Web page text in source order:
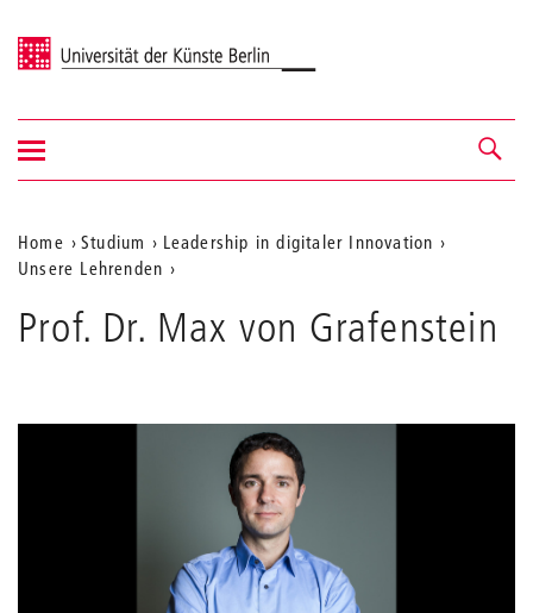
Universität der Künste Berlin
Navigation &
Suche
Navigation
ein-/ausblenden
Aktuelle
Position
auf
Home Studium
Leadership in digitaler Innovation
Unsere Lehrenden
Prof. Dr. Max von Grafenstein